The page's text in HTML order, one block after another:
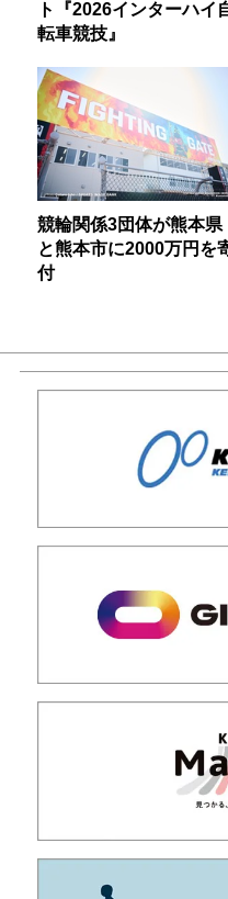
ト『2026インターハイ
転車競技』
競輪関係3団体が熊本県
と熊本市に2000万円を
付